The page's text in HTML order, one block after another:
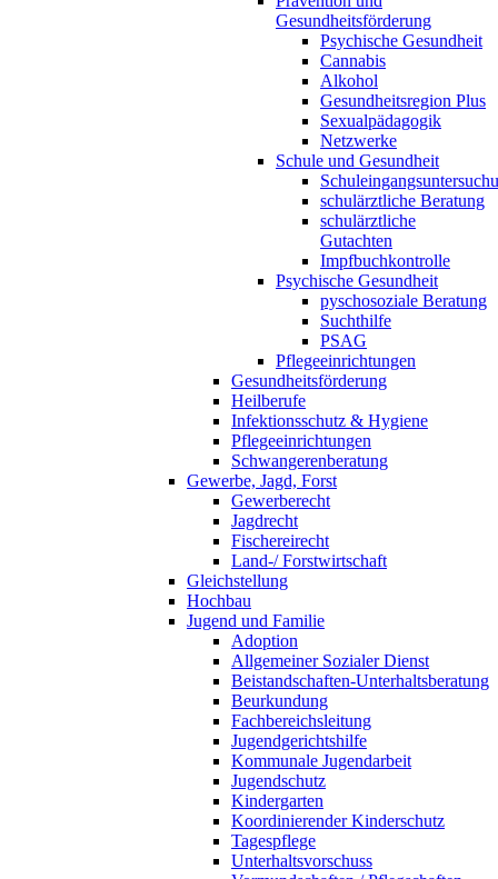
Gesundheitsförderung
Psychische Gesundheit
Cannabis
Alkohol
Gesundheitsregion Plus
Sexualpädagogik
Netzwerke
Schule und Gesundheit
schulärztliche Beratung
schulärztliche
Gutachten
Impfbuchkontrolle
Psychische Gesundheit
pyschosoziale Beratung
Suchthilfe
PSAG
Pflegeeinrichtungen
Gesundheitsförderung
Heilberufe
Infektionsschutz & Hygiene
Pflegeeinrichtungen
Schwangerenberatung
Gewerbe, Jagd, Forst
Gewerberecht
Jagdrecht
Fischereirecht
Land-/ Forstwirtschaft
Gleichstellung
Hochbau
Jugend und Familie
Adoption
Allgemeiner Sozialer Dienst
Beistandschaften-Unterhaltsberatung
Beurkundung
Fachbereichsleitung
Jugendgerichtshilfe
Kommunale Jugendarbeit
Jugendschutz
Kindergarten
Koordinierender Kinderschutz
Tagespflege
Unterhaltsvorschuss